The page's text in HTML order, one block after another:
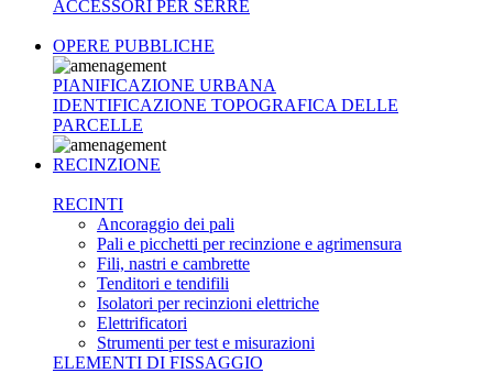
ACCESSORI PER SERRE
OPERE PUBBLICHE
PIANIFICAZIONE URBANA
IDENTIFICAZIONE TOPOGRAFICA DELLE
PARCELLE
RECINZIONE
RECINTI
Ancoraggio dei pali
Pali e picchetti per recinzione e agrimensura
Fili, nastri e cambrette
Tenditori e tendifili
Isolatori per recinzioni elettriche
Elettrificatori
Strumenti per test e misurazioni
ELEMENTI DI FISSAGGIO